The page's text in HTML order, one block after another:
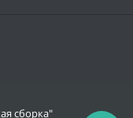
сборка"